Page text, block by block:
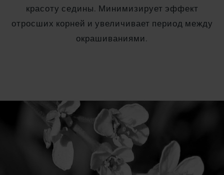
красоту седины. Минимизирует эффект
отросших корней и увеличивает период между
окрашиваниями.